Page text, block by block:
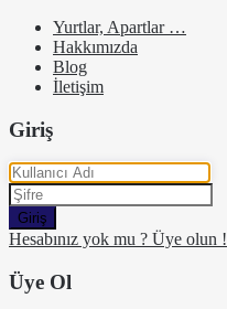
Yurtlar, Apartlar …
Hakkımızda
Blog
İletişim
Giriş
Giriş
Hesabınız yok mu ? Üye olun !
Üye Ol